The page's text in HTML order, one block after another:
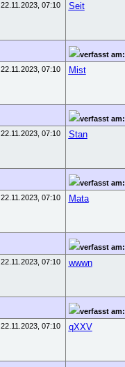
22.11.2023, 07:10
Seit
verfasst am:
22.11.2023, 07:10
Mist
verfasst am:
22.11.2023, 07:10
Stan
verfasst am:
22.11.2023, 07:10
Mata
verfasst am:
22.11.2023, 07:10
wwwn
verfasst am:
22.11.2023, 07:10
qXXV